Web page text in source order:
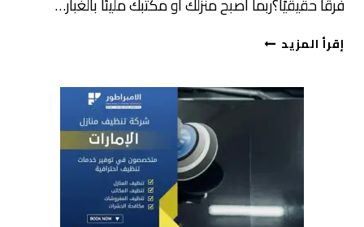
إقرأ المزيدشركة
الجزيرة
ومكافحة
حشرات